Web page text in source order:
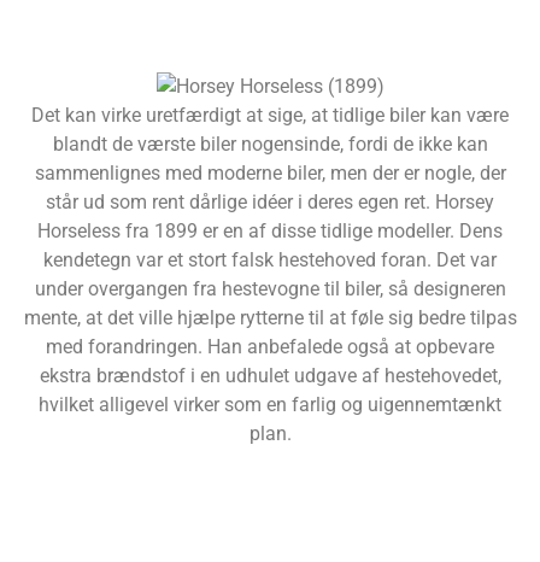
Det kan virke uretfærdigt at sige, at tidlige biler kan være
blandt de værste biler nogensinde, fordi de ikke kan
sammenlignes med moderne biler, men der er nogle, der
står ud som rent dårlige idéer i deres egen ret. Horsey
Horseless fra 1899 er en af disse tidlige modeller. Dens
kendetegn var et stort falsk hestehoved foran. Det var
under overgangen fra hestevogne til biler, så designeren
mente, at det ville hjælpe rytterne til at føle sig bedre tilpas
med forandringen. Han anbefalede også at opbevare
ekstra brændstof i en udhulet udgave af hestehovedet,
hvilket alligevel virker som en farlig og uigennemtænkt
plan.